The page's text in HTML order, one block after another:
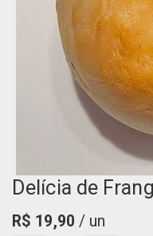
Delícia de
R$ 19,90 / un